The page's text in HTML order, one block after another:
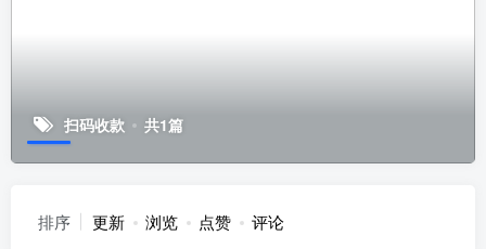
扫码收款 共1篇
排序 更新 浏览 点赞 评论